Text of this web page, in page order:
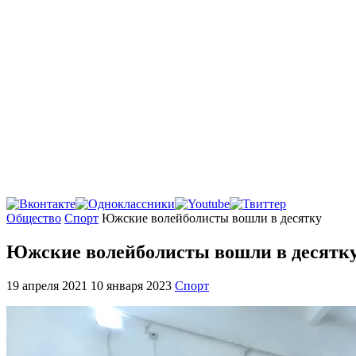
Главная
Общество Спорт Южские волейболисты вошли в десятку
Южские волейболисты вошли в
19 апреля 2021 10 января 2023 Спорт